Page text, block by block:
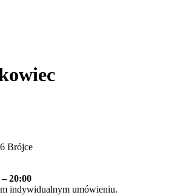
Brójce
20:00
indywidualnym umówieniu.